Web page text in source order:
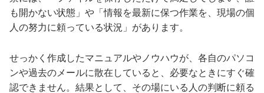
も開かない状態」や「情報を最新に保つ作業を、現場の個
人の努力に頼っている状況」があります。
せっかく作成したマニュアルやノウハウが、各自のパソコ
ンや過去のメールに散在していると、必要なときにすぐ確
認できません。結果として、その場にいる人の判断に頼る